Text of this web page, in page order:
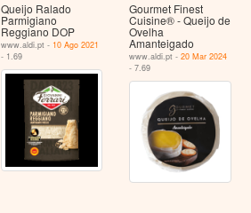
Queijo Ralado
Parmigiano
Reggiano DOP
www.aldi.pt - 10 Ago 2021
- 1.69
Gourmet Finest
Cuisine® - Queijo de
Ovelha
Amanteigado
www.aldi.pt -20 Mar 2024
- 7.69